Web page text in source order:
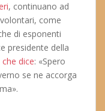
, continuano ad
come
di esponenti
presidente della
che dice: «Spero
se ne accorga